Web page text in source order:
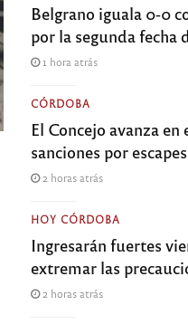
Belgrano iguala 0-0
por la segunda fecha
1 hora atrás
CÓRDOBA
El Concejo avanza
sanciones por
2 horas atrás
HOY CÓRDOBA
Ingresarán fuertes
extremar las
2 horas atrás